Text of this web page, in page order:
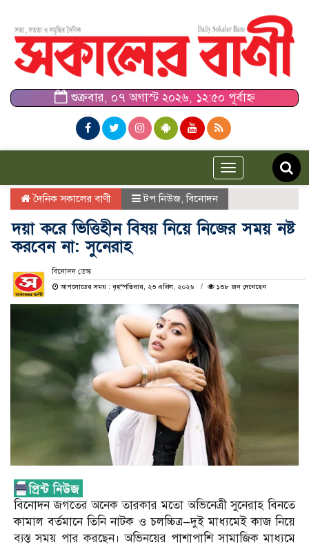
শুক্রবার, ০৭ অগাস্ট ২০২৬, ১২:৫০ পূর্বাহ্ন
Toggle
navigation
দৈনিক সকালের বাণী টপ নিউজ ,বিনোদন
দয়া করে ভিত্তিহীন বিষয় নিয়ে নিজের সময় নষ্ট
করবেন না: সুনেরাহ
বিনোদন ডেস্ক
আপলোডের সময় : বৃহস্পতিবার, ২৩ এপ্রিল, ২০২৬
১৩৮ জন দেখেছেন
বিনোদন জগতের অনেক তারকার মতো অভিনেত্রী সুনেরাহ বিনতে
কামাল বর্তমানে তিনি নাটক ও চলচ্চিত্র—দুই মাধ্যমেই কাজ নিয়ে
ব্যস্ত সময় পার করছেন। অভিনয়ের পাশাপাশি সামাজিক মাধ্যমে